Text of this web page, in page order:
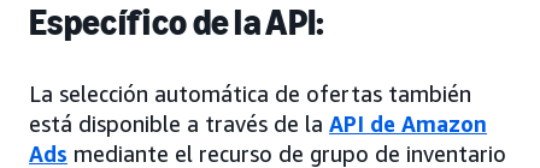
Específico de la API:
La selección automática de ofertas también
está disponible a través de la API de Amazon
Ads mediante el recurso de grupo de inventario